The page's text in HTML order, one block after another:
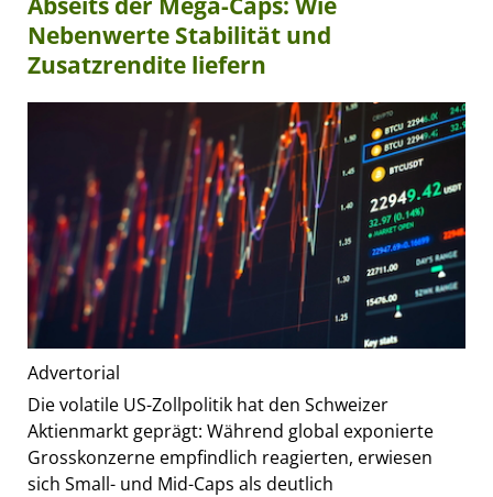
Nebenwerte Stabilität und
Zusatzrendite liefern
Advertorial
Die volatile US-Zollpolitik hat den Schweizer
Aktienmarkt geprägt: Während global exponierte
Grosskonzerne empfindlich reagierten, erwiesen
sich Small- und Mid-Caps als deutlich